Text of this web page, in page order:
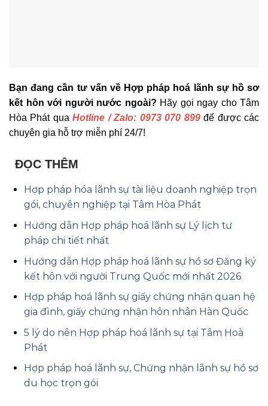
Bạn đang cần tư vấn về Hợp pháp hoá lãnh sự hồ sơ
kết hôn với người nước ngoài? Hãy gọi ngay cho Tâm
Hòa Phát quaHotline / Zalo: 0973 070 899 để được các
chuyên gia hỗ trợ miễn phí 24/7!
ĐỌC THÊM
Hợp pháp hóa lãnh sự tài liệu doanh nghiệp trọn
gói, chuyên nghiệp tại Tâm Hòa Phát
Hướng dẫn Hợp pháp hoá lãnh sự Lý lịch tư
pháp chi tiết nhất
Hướng dẫn Hợp pháp hoá lãnh sự hồ sơ Đăng ký
kết hôn với người Trung Quốc mới nhất 2026
Hợp pháp hoá lãnh sự giấy chứng nhận quan hệ
gia đình, giấy chứng nhận hôn nhân Hàn Quốc
5 lý do nên Hợp pháp hoá lãnh sự tại Tâm Hoà
Phát
Hợp pháp hoá lãnh sự, Chứng nhận lãnh sự hồ sơ
du học trọn gói